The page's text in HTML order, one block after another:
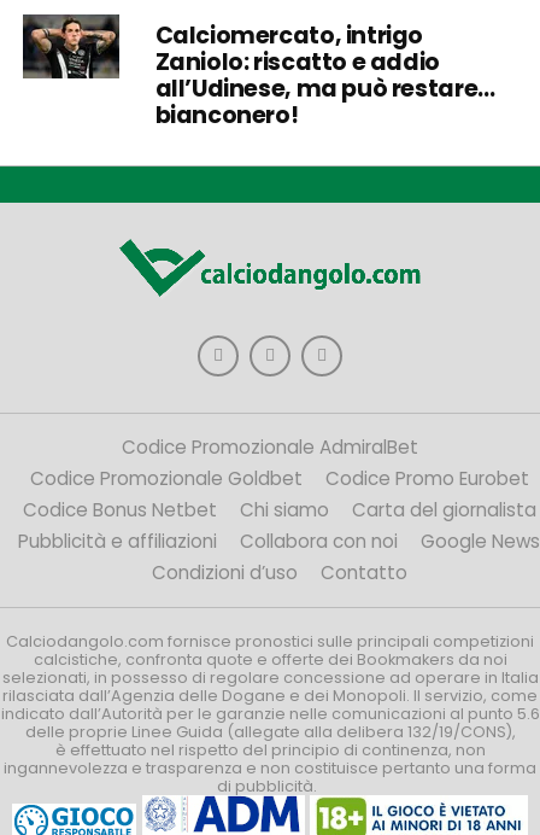
Calciomercato, intrigo
Zaniolo: riscatto e addio
all’Udinese, ma può restare…
bianconero!
Codice Promozionale AdmiralBet
Codice Promozionale Goldbet
Codice Promo Eurobet
Codice Bonus Netbet
Chi siamo
Carta del giornalista
Pubblicità e affiliazioni
Collabora con noi
Google News
Condizioni d’uso
Contatto
Calciodangolo.com fornisce pronostici sulle principali competizioni
calcistiche, confronta quote e offerte dei Bookmakers da noi
selezionati, in possesso di regolare concessione ad operare in Italia
rilasciata dall’Agenzia delle Dogane e dei Monopoli. Il servizio, come
indicato dall’Autorità per le garanzie nelle comunicazioni al punto 5.6
delle proprie Linee Guida (allegate alla delibera 132/19/CONS),
è effettuato nel rispetto del principio di continenza, non
ingannevolezza e trasparenza e non costituisce pertanto una forma
di pubblicità.